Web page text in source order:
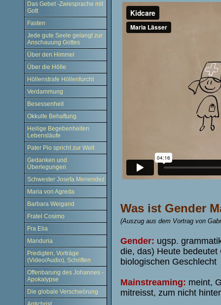
Das Gebet -Zwiesprache mit
Gott
Fasten
Jede gute Seele gelangt zur
Anschauung Gottes
Über den Himmel
Über die Hölle
Höllenstrafe Höllenfurcht
Verdammung
Besessenheit
Okkulte Behaftung
Heilige Begebenheiten
Lebensläufe
Pater Pio spricht zur Welt
Gedanken und
Überlegungen
Schwester Josefa Menendez
Maria von Agreda
Barbara Weigand
Fratel Cosimo
Fra Elia
Manduria
Predigten, Vorträge
(Video/Audio), Schriften
Offenbarung des Johannes -
Apokalypse
Die globale Verschwörung
Was ist Gender
(Auszug aus dem Vortrag von
Gender: ugsp.
die, das) Heute
biologischen Geschlecht
Mainstreaming: meint,
mitreisst, zum nicht